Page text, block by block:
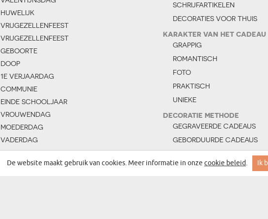
HUWELIJK
VRIJGEZELLENFEEST
VRIJGEZELLENFEEST
GEBOORTE
DOOP
1E VERJAARDAG
COMMUNIE
EINDE SCHOOLJAAR
VROUWENDAG
MOEDERDAG
VADERDAG
GROOTMOEDERDAG
GROOTVADERDAG
SCHRIJFARTIKELEN
DECORATIES VOOR THUIS
KARAKTER VAN HET CADEAU
GRAPPIG
ROMANTISCH
FOTO
PRAKTISCH
UNIEKE
DECORATIE METHODE
GEGRAVEERDE CADEAUS
GEBORDUURDE CADEAUS
De website maakt gebruik van cookies. Meer informatie in onze cookie beleid. Ik